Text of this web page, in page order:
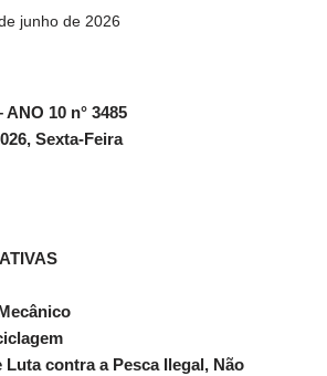
junho de 2026
10 n° 3485
Sexta-Feira
contra a Pesca Ilegal, Não